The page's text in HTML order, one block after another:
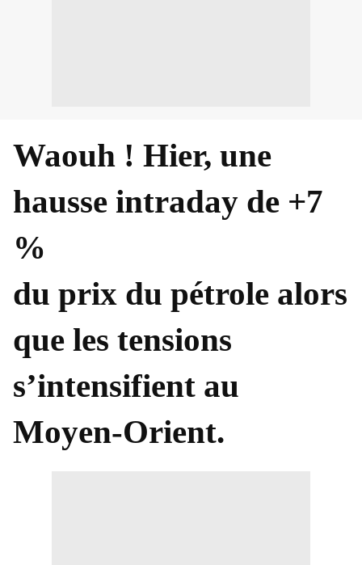
Waouh ! Hier, une
hausse intraday de +7
%
du prix du pétrole alors
que les tensions
s’intensifient au
Moyen-Orient.